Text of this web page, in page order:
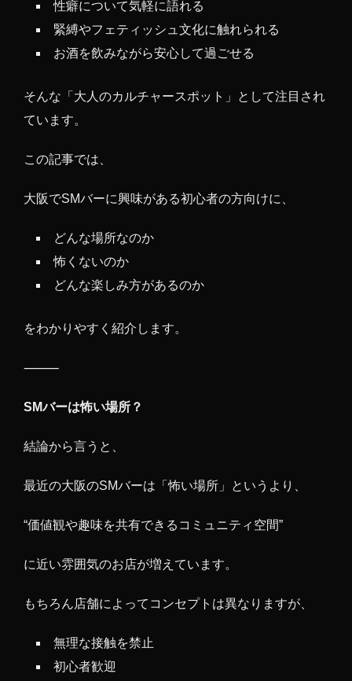
性癖について気軽に語れる
緊縛やフェティッシュ文化に触れられる
お酒を飲みながら安心して過ごせる
そんな「大人のカルチャースポット」として注目され
ています。
この記事では、
大阪でSMバーに興味がある初心者の方向けに、
どんな場所なのか
怖くないのか
どんな楽しみ方があるのか
をわかりやすく紹介します。
⸻
SMバーは怖い場所？
結論から言うと、
最近の大阪のSMバーは「怖い場所」というより、
“価値観や趣味を共有できるコミュニティ空間”
に近い雰囲気のお店が増えています。
もちろん店舗によってコンセプトは異なりますが、
無理な接触を禁止
初心者歓迎